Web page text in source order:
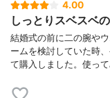
4.00
しっとりスベスベ
結婚式の前に二の腕や
ームを検討していた時
て購入しました。使っ